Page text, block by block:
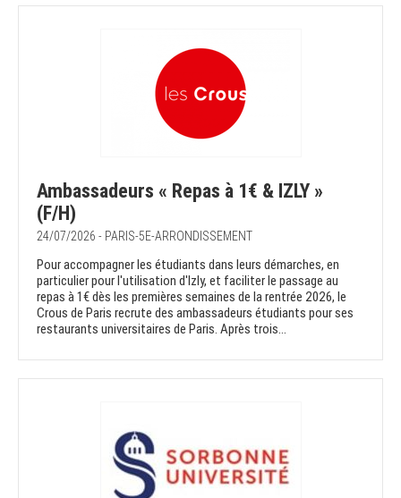
Ambassadeurs « Repas à 1€ & IZLY »
(F/H)
24/07/2026 - PARIS-5E-ARRONDISSEMENT
Pour accompagner les étudiants dans leurs démarches, en
particulier pour l'utilisation d'Izly, et faciliter le passage au
repas à 1€ dès les premières semaines de la rentrée 2026, le
Crous de Paris recrute des ambassadeurs étudiants pour ses
restaurants universitaires de Paris. Après trois...